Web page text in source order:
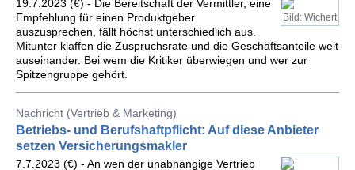
Bild: Wichert
19.7.2023 (€) - Die Bereitschaft der Vermittler, eine
Empfehlung für einen Produktgeber
auszusprechen, fällt höchst unterschiedlich aus.
Mitunter klaffen die Zuspruchsrate und die Geschäftsanteile weit
auseinander. Bei wem die Kritiker überwiegen und wer zur
Spitzengruppe gehört.
Nachricht (Vertrieb & Marketing)
Betriebs- und Berufshaftpflicht: Auf diese Anbieter
setzen Versicherungsmakler
7.7.2023 (€) - An wen der unabhängige Vertrieb